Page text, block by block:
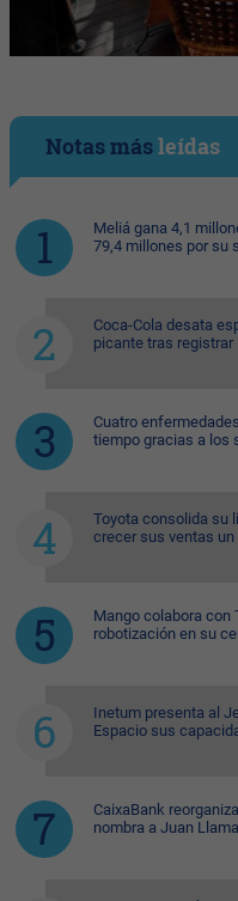
Notas másleídas
Meliá gana 4,1
79,4 millones por su
Coca-Cola desata
picante tras registrar
Cuatro
tiempo gracias a los
Toyota consolida su
crecer sus ventas un
Mango colabora con
robotización en su
Inetum presenta al
Espacio sus
CaixaBank
nombra a Juan